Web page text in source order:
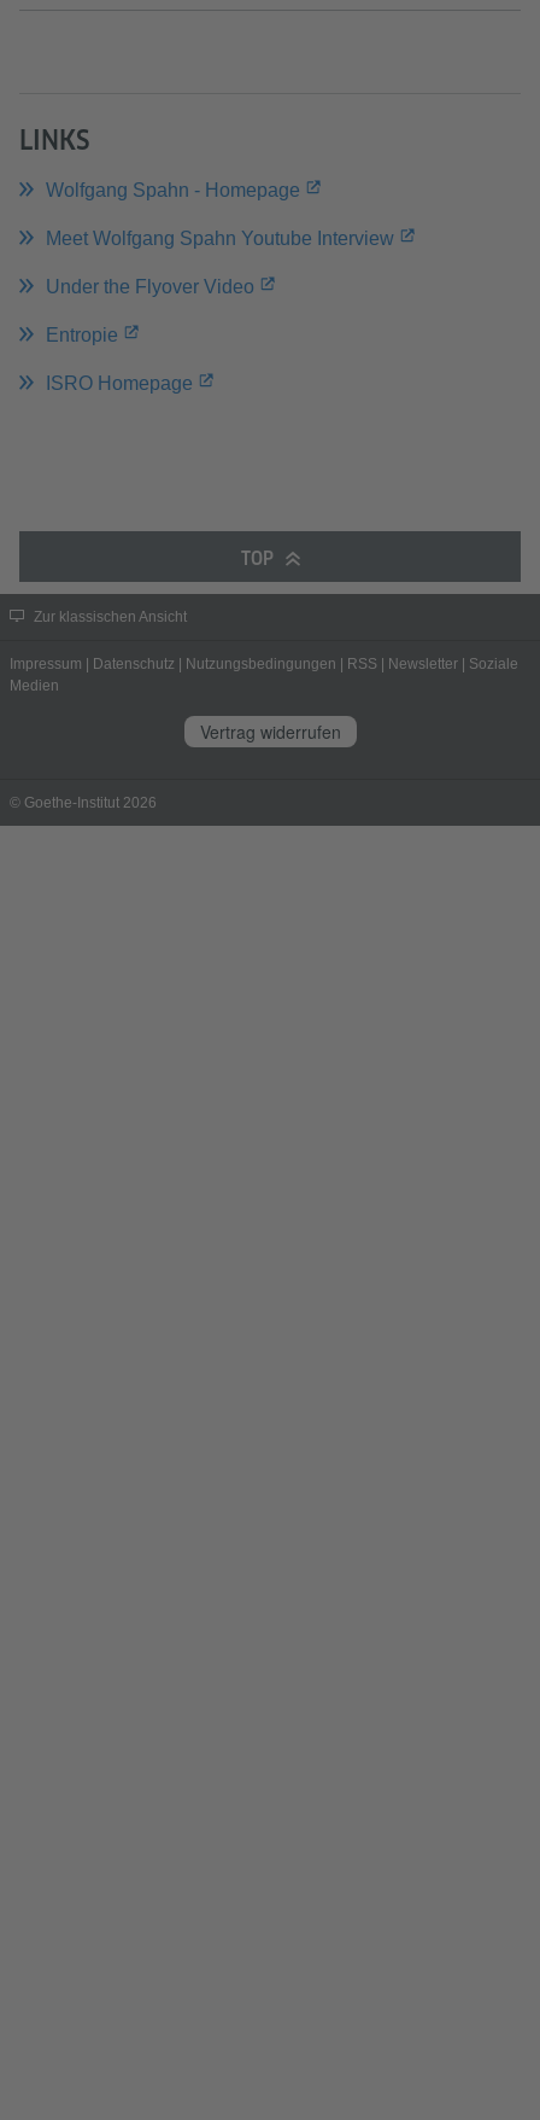
LINKS
Wolfgang Spahn - Homepage
Meet Wolfgang Spahn Youtube Interview
Under the Flyover Video
Entropie
ISRO Homepage
TOP
Zur klassischen Ansicht
Impressum Datenschutz Nutzungsbedingungen RSS Newsletter
Soziale
Medien
Vertrag widerrufen
© Goethe-Institut 2026